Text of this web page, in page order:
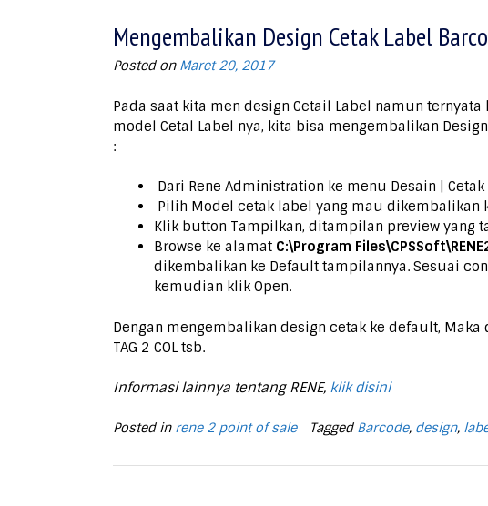
Mengembalikan Design Cetak Label
Posted on Maret 20, 2017
Pada saat kita men design Cetail Label namun
model Cetal Label nya, kita bisa mengembalikan
:
Dari Rene Administration ke menu Desain | Cetak
Pilih Model cetak label yang mau dikembalikan
Klik button Tampilkan, ditampilan preview yang
Browse ke alamat C:\Program
dikembalikan ke Default tampilannya. Sesuai
kemudian klik Open.
Dengan mengembalikan design cetak ke default,
TAG 2 COL tsb.
Informasi lainnya tentang RENE, klik disini
Posted in rene 2 point of sale Tagged Barcode, design,